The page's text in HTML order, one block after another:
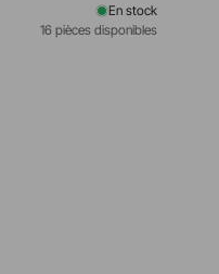
En stock
16 pièces disponibles